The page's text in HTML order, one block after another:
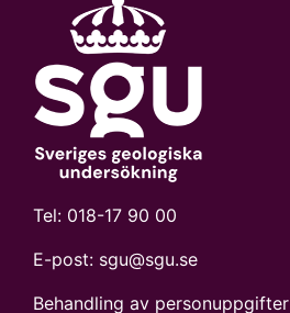
Tel: 018-17 90 00
E-post: sgu@sgu.se
Behandling av personuppgifter